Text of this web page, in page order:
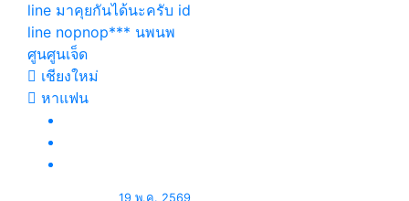
line มาคุยกันได้นะครับ id
line nopnop*** นพนพ
ศูนศูนเจ็ด
เชียงใหม่
หาแฟน
19 พ.ค. 2569